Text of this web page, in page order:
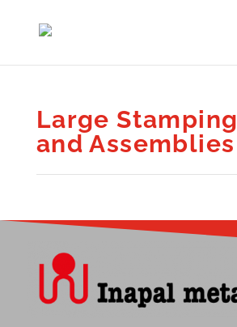
Large Stamping
and Assemblies